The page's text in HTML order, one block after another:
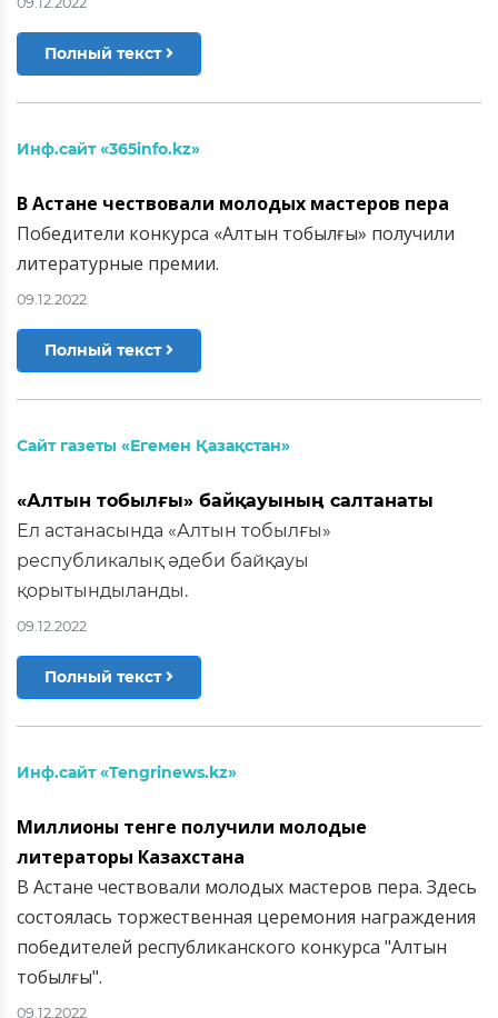
Полный текст
Инф.сайт «365info.kz»
В Астане чествовали молодых мастеров пера
Победители конкурса «Алтын тобылғы» получили
литературные премии.
09.12.2022
Полный текст
Сайт газеты «Егемен Қазақстан»
«Алтын тобылғы» байқауының салтанаты
Ел астанасында «Алтын тобылғы»
республикалық әдеби байқауы
қорытындыланды.
09.12.2022
Полный текст
Инф.сайт «Tengrinews.kz»
Миллионы тенге получили молодые
литераторы Казахстана
В Астане чествовали молодых мастеров пера. Здесь
состоялась торжественная церемония награждения
победителей республиканского конкурса "Алтын
тобылғы".
09.12.2022